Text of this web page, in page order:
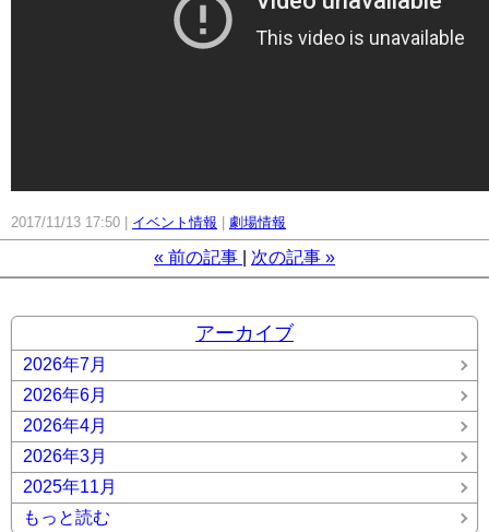
2017/11/13 17:50 イベント情報 劇場情報
« 前の記事 次の記事 »
アーカイブ
2026年7月
2026年6月
2026年4月
2026年3月
2025年11月
もっと読む